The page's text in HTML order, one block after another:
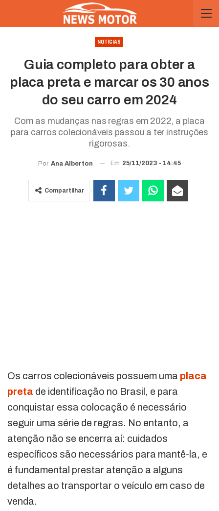
NOTÍCIAS
Guia completo para obter a
placa preta e marcar os 30 anos
do seu carro em 2024
Com as mudanças nas regras em 2022, a placa
para carros colecionáveis passou a ter instruções
rigorosas.
Por Ana Alberton Em 25/11/2023 - 14:45
Compartilhar
Os carros colecionáveis ​​possuem uma placa
preta de identificação no Brasil, e para
conquistar essa colocação é necessário
seguir uma série de regras. No entanto, a
atenção não se encerra aí: cuidados
específicos são necessários para mantê-la, e
é fundamental prestar atenção a alguns
detalhes ao transportar o veículo em caso de
venda.